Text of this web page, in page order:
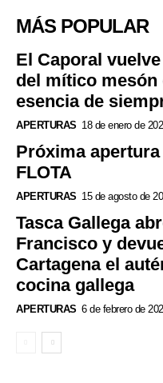
MÁS POPULAR
El Caporal
del mítico mesón
esencia de
APERTURAS 18 de enero de
Próxima
FLOTA
APERTURAS 15 de agosto de
Tasca Gallega
Francisco y
Cartagena el
cocina gallega
APERTURAS 6 de febrero de